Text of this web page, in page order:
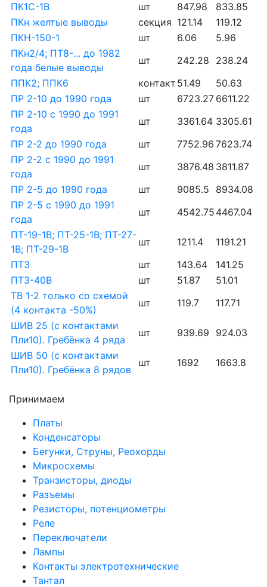
ПК1С-1В
шт 847.98
833.85
ПКн желтые выводы
секция 121.14
119.12
ПКН-150-1
шт 6.06
5.96
ПКн2/4; ПТ8-... до 1982
года белые выводы
шт 242.28
238.24
ППК2; ППК6
контакт 51.49
50.63
ПР 2-10 до 1990 года
шт 6723.27 6611.22
ПР 2-10 с 1990 до 1991
года
шт 3361.64 3305.61
ПР 2-2 до 1990 года
шт 7752.96 7623.74
ПР 2-2 с 1990 до 1991
года
шт 3876.48 3811.87
ПР 2-5 до 1990 года
шт 9085.5
8934.08
ПР 2-5 с 1990 до 1991
года
шт 4542.75 4467.04
ПТ-19-1В; ПТ-25-1В; ПТ-27-
1В; ПТ-29-1В
шт 1211.4
1191.21
ПТ3
шт 143.64
141.25
ПТ3-40В
шт 51.87
51.01
ТВ 1-2 только со схемой
(4 контакта -50%)
шт 119.7
117.71
ШИВ 25 (с контактами
Пли10). Гребёнка 4 ряда
шт 939.69
924.03
ШИВ 50 (с контактами
Пли10). Гребёнка 8 рядов
шт 1692 1663.8
Принимаем
Платы
Конденсаторы
Бегунки, Струны, Реохорды
Микросхемы
Транзисторы, диоды
Разъемы
Резисторы, потенциометры
Реле
Переключатели
Лампы
Контакты электротехнические
Тантал